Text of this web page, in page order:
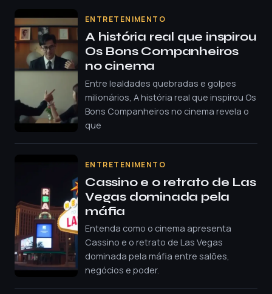
ENTRETENIMENTO
A história real que inspirou
Os Bons Companheiros
no cinema
Entre lealdades quebradas e golpes
milionários, A história real que inspirou Os
Bons Companheiros no cinema revela o
que
ENTRETENIMENTO
Cassino e o retrato de Las
Vegas dominada pela
máfia
Entenda como o cinema apresenta
Cassino e o retrato de Las Vegas
dominada pela máfia entre salões,
negócios e poder.